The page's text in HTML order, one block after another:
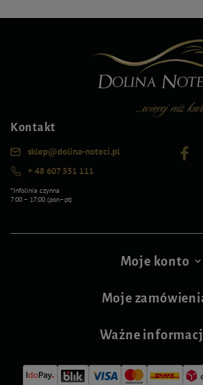
Kontakt
sklep@dolina-noteci.pl
+ 48 607 551 111
*Infolinia czynna
7:00 – 17:00 (pon–pt)
Moje konto
Moje
Ważne